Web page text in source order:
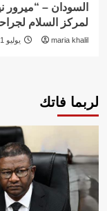
السودان – “ميرور
لمركز السلام
maria khalil يوليو 31, 2026
لربما فاتك